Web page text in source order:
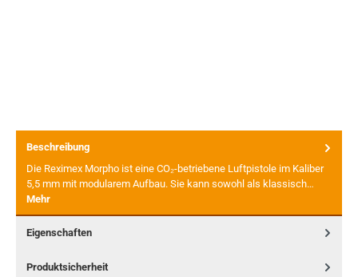
Beschreibung
Die Reximex Morpho ist eine CO₂-betriebene Luftpistole im Kaliber
5,5 mm mit modularem Aufbau. Sie kann sowohl als klassisch…
Mehr
Eigenschaften
Produktsicherheit